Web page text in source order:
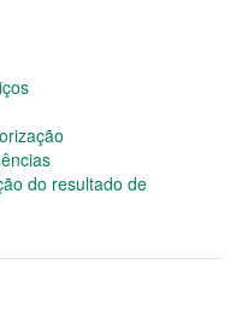
do resultado de